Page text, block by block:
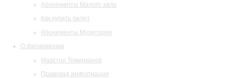
Абонементы Малого зала
Как купить билет
Абонементы Музитория
О филармонии
Маэстро Темирканов
Правовая информация